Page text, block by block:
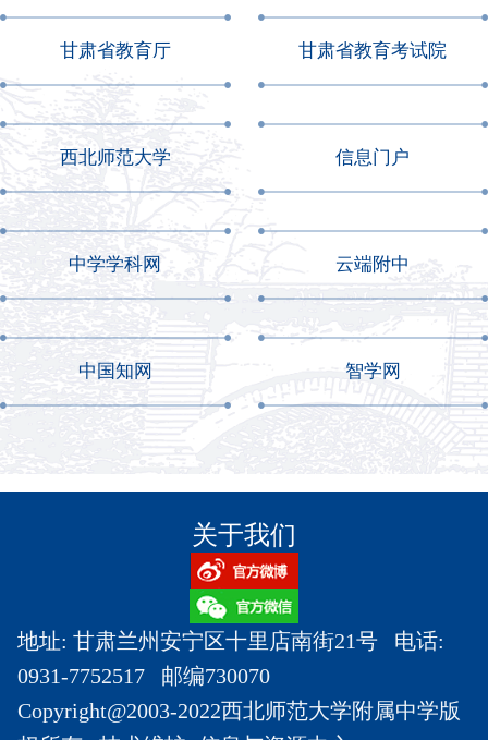
甘肃省教育厅 甘肃省教育考试院
西北师范大学 信息门户
中学学科网 云端附中
中国知网 智学网
关于我们
地址: 甘肃兰州安宁区十里店南街21号 电话:
0931-7752517 邮编730070
Copyright@2003-2022西北师范大学附属中学版